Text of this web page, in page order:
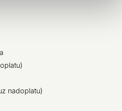
nadoplatu)